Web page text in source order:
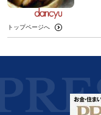
トップページへ